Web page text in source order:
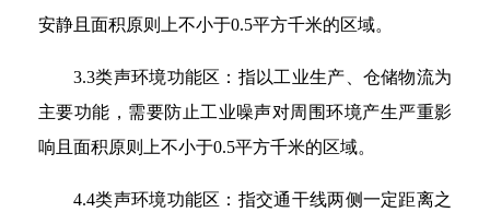
安静且面积原则上不小于0.5平方千米的区域。
3.3类声环境功能区：指以工业生产、仓储物流为
主要功能，需要防止工业噪声对周围环境产生严重影
响且面积原则上不小于0.5平方千米的区域。
4.4类声环境功能区：指交通干线两侧一定距离之